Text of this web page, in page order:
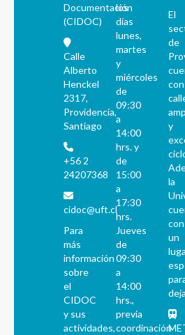
Documentación
(CIDOC)
Calle
Alberto
Henckel
2317,
Providencia,
Santiago
+56 2
24207368
cidoc@uft.cl
Para
más
información
sobre
el
CIDOC
y sus
actividades,
los
días
lunes,
martes
y
miércoles
de
09:30
a
14:00
hrs. y
de
15:00
a
17:30
hrs.
Jueves
de
09:30
a
14:00
hrs.,
previa
coordinación
El
de
con
y
la
con
un